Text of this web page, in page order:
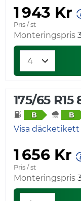
1 943 Kr
Pris / st
Monteringspris
175/65 R15
B B
Visa däcketikett
1 656 Kr
Pris / st
Monteringspris